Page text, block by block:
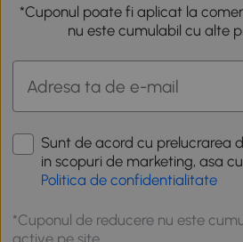
*Cuponul poate fi aplicat la
nu este cumulabil cu alte
Sunt de acord cu prelucrarea
in scopuri de marketing, asa
Politica de confidentialitate
*Cuponul de reducere nu este
active pe site